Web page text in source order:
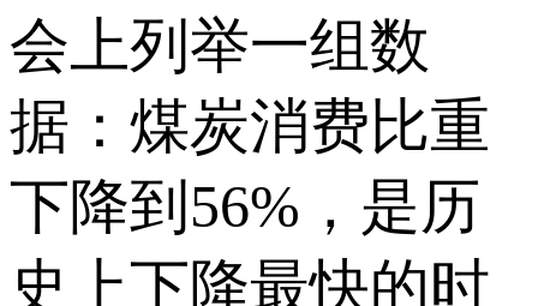
会上列举一组数
据：煤炭消费比重
下降到56%，是历
史上下降最快的时